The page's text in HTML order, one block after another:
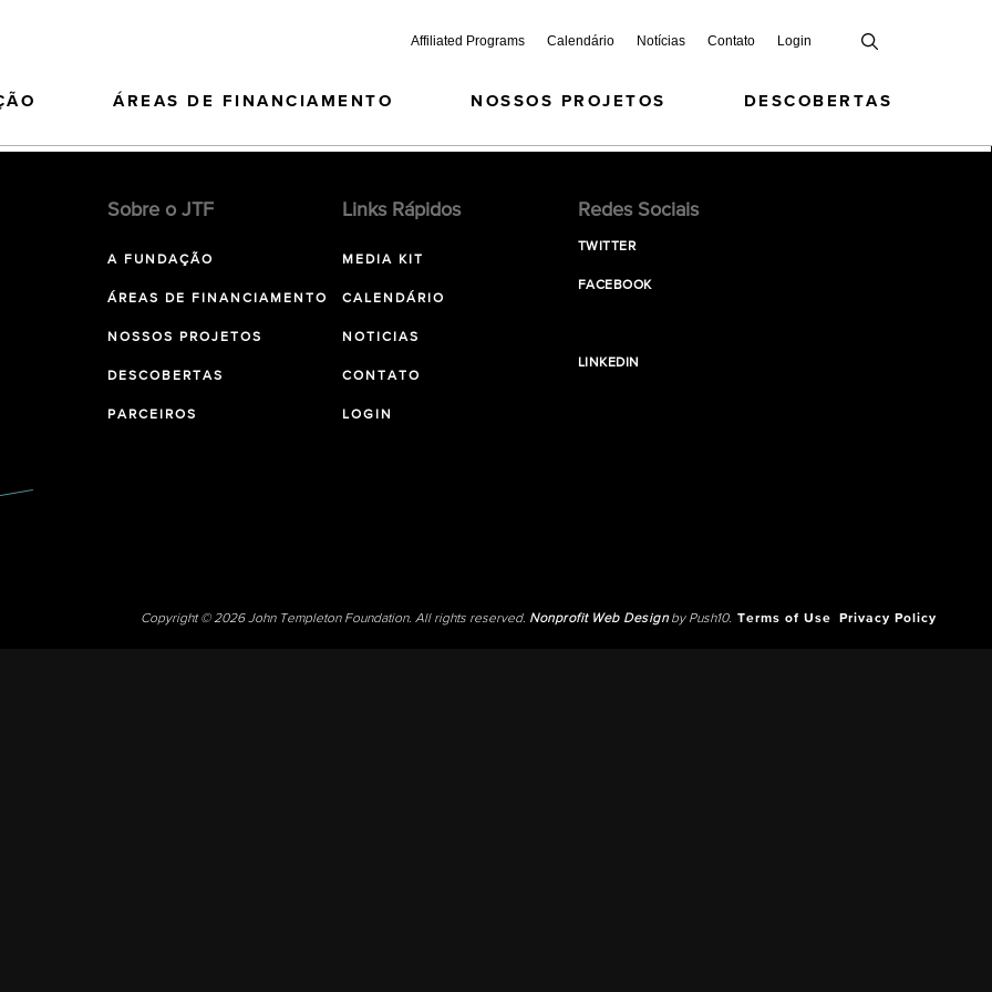
Affiliated Programs Calendário Notícias Contato Login
ÁREAS DE FINANCIAMENTO NOSSOS PROJETOS DESCOBERTAS
Sobre o JTF
A FUNDAÇÃO
ÁREAS DE FINANCIAMENTO
NOSSOS PROJETOS
DESCOBERTAS
PARCEIROS
Links Rápidos
MEDIA KIT
CALENDÁRIO
NOTICIAS
CONTATO
LOGIN
Redes Sociais
TWITTER
FACEBOOK
LINKEDIN
Copyright © 2026 John Templeton Foundation. All rights reserved. Nonprofit Web Designby Push10. Terms of Use Privacy Policy